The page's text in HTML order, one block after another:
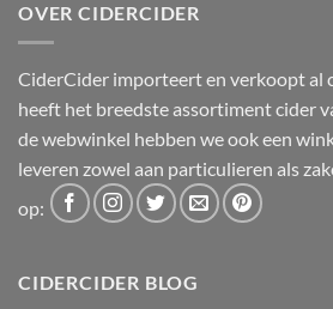
OVER CIDERCIDER
CiderCider importeert en verkoopt al
heeft het breedste assortiment cider
de webwinkel hebben we ook een
leveren zowel aan particulieren als
op:
CIDERCIDER BLOG